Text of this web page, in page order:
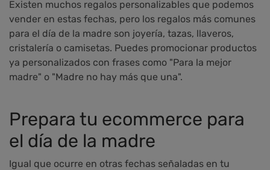
Existen muchos regalos personalizables que podemos
vender en estas fechas, pero los regalos más comunes
para el día de la madre son joyería, tazas, llaveros,
cristalería o camisetas. Puedes promocionar productos
ya personalizados con frases como "Para la mejor
madre" o "Madre no hay más que una".
Prepara tu ecommerce para
el día de la madre
Igual que ocurre en otras fechas señaladas en tu